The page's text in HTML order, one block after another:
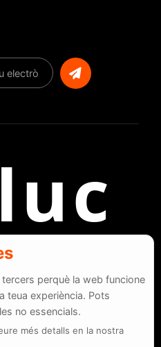
Enviar
Configuració de Galetes
Seguretat
perquè la web funcione
teua experiència. Pots
no essencials.
més detalls en la nostra